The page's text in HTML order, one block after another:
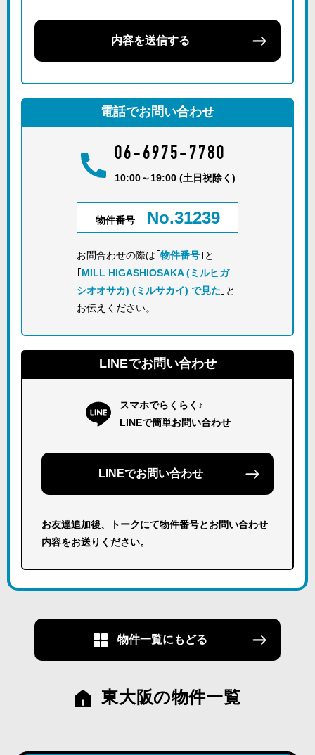
内容を送信する
電話でお問い合わせ
06-6975-7780
10:00～19:00 (土日祝除く)
物件番号 No.31239
お問合わせの際は｢ 物件番号 ｣と
MILL HIGASHIOSAKA (ミルヒガ
シオオサカ) (ミルサカイ) で見た ｣と
お伝えください。
LINEでお問い合わせ
スマホでらくらく♪
LINEで簡単お問い合わせ
LINEでお問い合わせ
お友達追加後、トークにて物件番号とお問い合わせ
内容をお送りください。
物件一覧にもどる
東大阪の物件一覧